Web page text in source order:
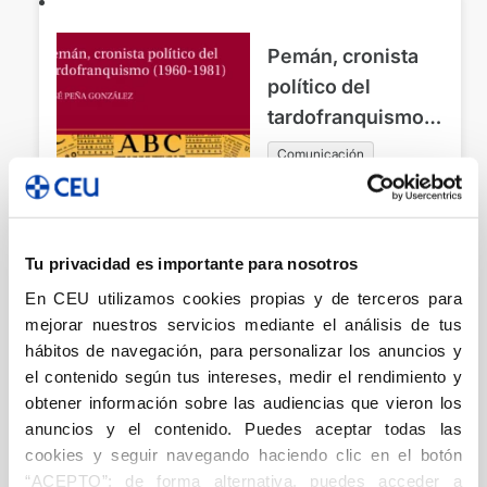
Tu privacidad es importante para nosotros
En CEU utilizamos cookies propias y de terceros para
mejorar nuestros servicios mediante el análisis de tus
hábitos de navegación, para personalizar los anuncios y
el contenido según tus intereses, medir el rendimiento y
obtener información sobre las audiencias que vieron los
anuncios y el contenido. Puedes aceptar todas las
cookies y seguir navegando haciendo clic en el botón
“ACEPTO”; de forma alternativa, puedes acceder a
Pemán, cronista
político del
tardofranquismo
(1960-1981)
Comunicación
Peña González, José
Agotado
Ángel Herrera Oria
y los
propagandistas en